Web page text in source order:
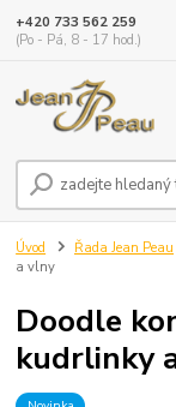
+420 733 562 259
(Po - Pá, 8 - 17 hod.)
Úvod Řada Jean Peau
a vlny
Doodle
kudrlinky